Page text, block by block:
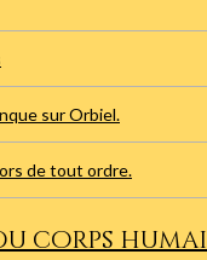
sur Orbiel.
de tout ordre.
corps